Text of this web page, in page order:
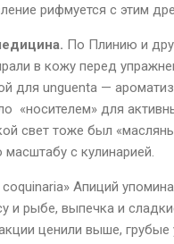
рифмуется с этим
По Плинию и
в кожу перед
для unguenta —
«носителем» для
свет тоже был
с кулинарией.
coquinaria» Апиций
и рыбе, выпечка и
ценили выше,